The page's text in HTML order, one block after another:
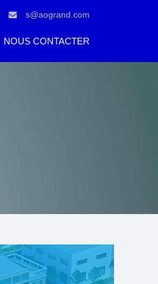
s@aogrand.com
NOUS CONTACTER